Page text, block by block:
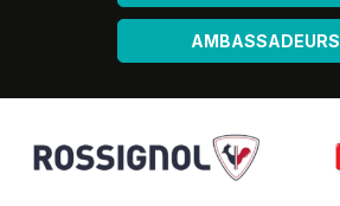
AMBASSADEURS